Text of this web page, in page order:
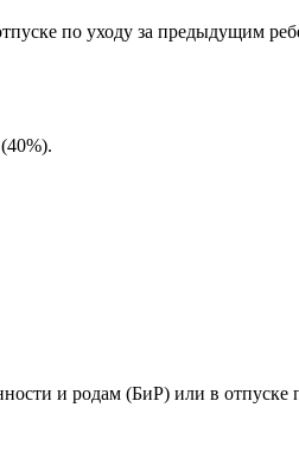
по уходу за предыдущим
\times 40%
и родам (БиР) или в отпуске